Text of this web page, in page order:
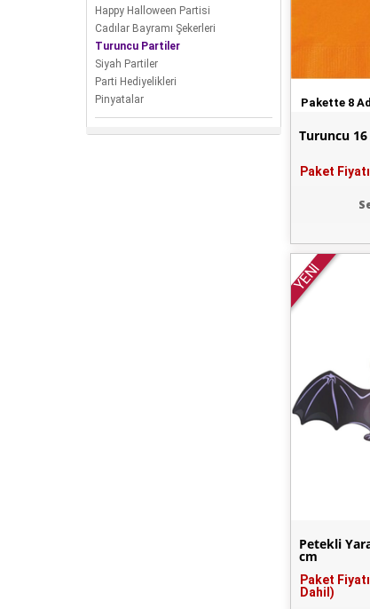
Happy Halloween Partisi
Cadılar Bayramı Şekerleri
Turuncu Partiler
Siyah Partiler
Parti Hediyelikleri
Pinyatalar
Pakette 8
Turuncu 16
Paket Fiyatı
YENİ
Petekli
cm
Paket Fiyatı
Dahil)